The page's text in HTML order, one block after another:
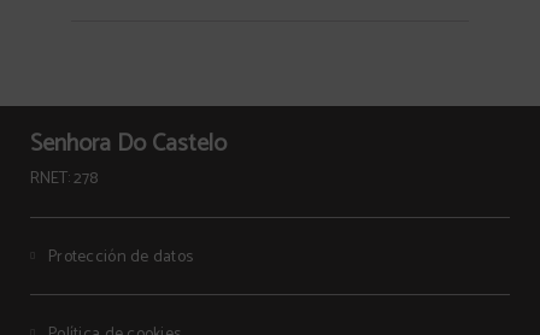
Senhora Do Castelo
RNET: 278
Protección de datos